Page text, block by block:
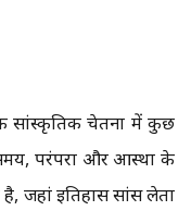
सांस्कृतिक चेतना में कुछ
परंपरा और आस्था के
जहां इतिहास सांस लेता